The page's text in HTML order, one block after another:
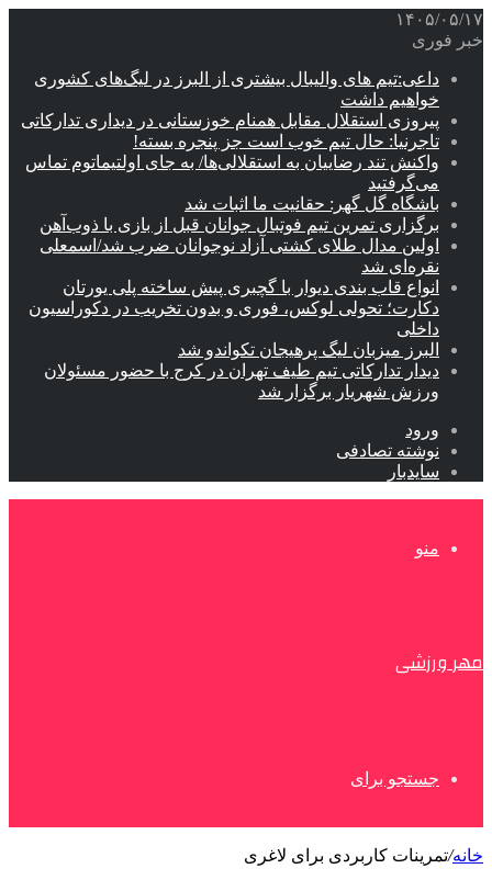
۱۴۰۵/۰۵/۱۷
خبر فوری
داعی:تیم های والیبال بیشتری از البرز در لیگ‌های کشوری
خواهیم داشت
پیروزی استقلال مقابل همنام خوزستانی در دیداری تدارکاتی
تاجرنیا: حال تیم خوب است جز پنجره بسته!
واکنش تند رضاییان به استقلالی‌ها/ به جای اولتیماتوم تماس
می‌گرفتید
باشگاه گل گهر: حقانیت ما اثبات شد
برگزاری تمرین تیم فوتبال جوانان قبل از بازی با ذوب‌آهن
اولین مدال طلای کشتی آزاد نوجوانان ضرب شد/اسمعلی
نقره‌ای شد
انواع قاب بندی دیوار با گچبری پیش ساخته پلی یورتان
دکارت؛ تحولی لوکس، فوری و بدون تخریب در دکوراسیون
داخلی
البرز میزبان لیگ پرهیجان تکواندو شد
دیدار تدارکاتی تیم طیف تهران در کرج با حضور مسئولان
ورزش شهریار برگزار شد
ورود
نوشته تصادفی
سایدبار
منو
مهر ورزشی
جستجو برای
خانه/تمرینات کاربردی برای لاغری